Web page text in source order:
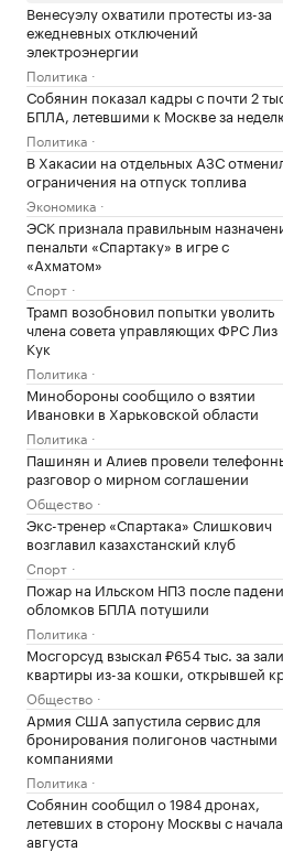
Венесуэлу охватили протесты из-за
ежедневных отключений
электроэнергии
Политика
Собянин показал кадры с почти 2
БПЛА, летевшими к Москве за
Политика
В Хакасии на отдельных АЗС
ограничения на отпуск топлива
Экономика
ЭСК признала правильным
пенальти «Спартаку» в игре с
«Ахматом»
Спорт
Трамп возобновил попытки уволить
члена совета управляющих ФРС Лиз
Кук
Политика
Минобороны сообщило о взятии
Ивановки в Харьковской области
Политика
Пашинян и Алиев провели
разговор о мирном соглашении
Общество
Экс-тренер «Спартака» Слишкович
возглавил казахстанский клуб
Спорт
Пожар на Ильском НПЗ после
обломков БПЛА потушили
Политика
Мосгорсуд взыскал ₽654 тыс. за
квартиры из-за кошки, открывшей
Общество
Армия США запустила сервис для
бронирования полигонов частными
компаниями
Политика
Собянин сообщил о 1984 дронах,
летевших в сторону Москвы с начала
августа